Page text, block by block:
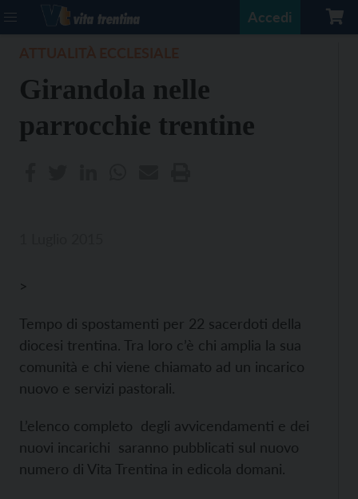
Accedi
Girandola nelle
parrocchie trentine
>
Tempo di spostamenti per 22 sacerdoti della
diocesi trentina. Tra loro c’è chi amplia la sua
comunità e chi viene chiamato ad un incarico
nuovo e servizi pastorali.
L’elenco completo degli avvicendamenti e dei
nuovi incarichi saranno pubblicati sul nuovo
numero di Vita Trentina in edicola domani.